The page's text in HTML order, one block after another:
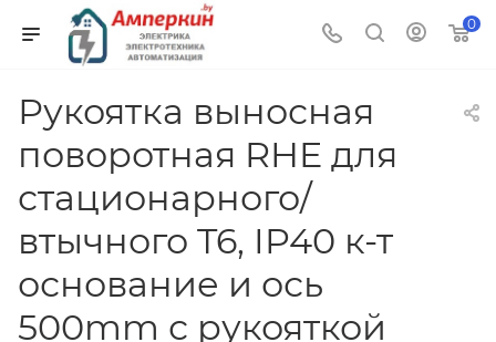
0
Рукоятка выносная
поворотная RHE для
стационарного/
втычного T6, IP40 к-т
основание и ось
500mm с рукояткой